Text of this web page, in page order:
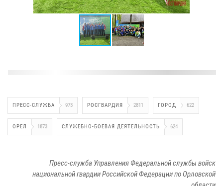
ПРЕСС-СЛУЖБА 973 РОСГВАРДИЯ 2811 ГОРОД 622
ОРЕЛ 1873 СЛУЖЕБНО-БОЕВАЯ ДЕЯТЕЛЬНОСТЬ 624
Пресс-служба Управления Федеральной службы войск
национальной гвардии Российской Федерации по Орловской